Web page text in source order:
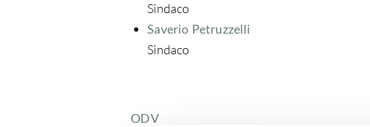
Sindaco
Saverio Petruzzelli
Sindaco
ODV